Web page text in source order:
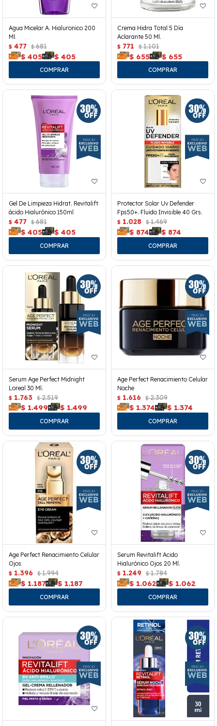
Agua Micelar A. Hialuronico 200
Ml.
$ 477 $ 681
$ 405 $ 405
Crema Hidra Total 5 Día
Aclarante 50 Ml.
$ 771 $ 1.101
$ 655 $ 655
Gel De Limpieza Hidrat. Revitalift
ácido Hialurónico 150ml
$ 477 $ 681
$ 405 $ 405
Protector Solar Uv Defender
Fps50+. Fluido Invisible 40 Grs.
$ 1.028 $ 1.469
$ 874 $ 874
Serum Age Perfect Midnight
Loreal 30 Ml.
$ 1.763 $ 2.519
$ 1.499 $ 1.499
Age Perfect Renacimiento Celular
Noche
$ 1.616 $ 2.309
$ 1.374 $ 1.374
Age Perfect Renacimiento Celular
Ojos
$ 1.396 $ 1.994
$ 1.187 $ 1.187
Serum Revitalift Acido
Hialurónico Ojos 20 Ml.
$ 1.249 $ 1.784
$ 1.062 $ 1.062